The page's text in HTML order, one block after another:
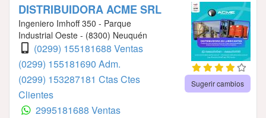
DISTRIBUIDORA ACME SRL
Ingeniero Imhoff 350 - Parque
Industrial Oeste - (8300) Neuquén
(0299) 155181688 Ventas
(0299) 155181690 Adm.
(0299) 153287181 Ctas Ctes
Clientes
2995181688 Ventas
Sugerir cambios